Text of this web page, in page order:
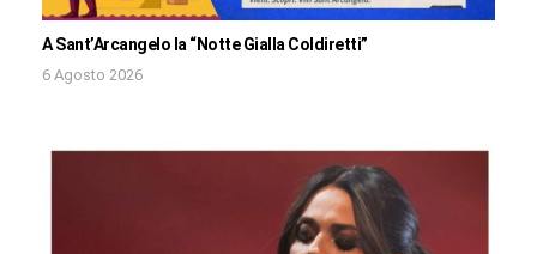
A Sant’Arcangelo la “Notte Gialla Coldiretti”
6 Agosto 2026